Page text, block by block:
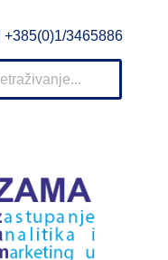
| +385(0)1/3465886